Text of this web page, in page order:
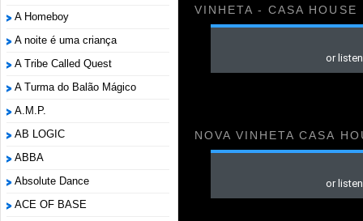
A Homeboy
A noite é uma criança
A Tribe Called Quest
A Turma do Balão Mágico
A.M.P.
AB LOGIC
ABBA
Absolute Dance
ACE OF BASE
VINHETA - CASA HOUSE
NOVA VINHETA CASA